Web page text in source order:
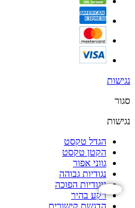
נגישות
נגישות
סגור
נגישות
הגדל טקסט
הקטן טקסט
גווני אפור
נגודיות גבוהה
ניגודיות הפוכה
רקע בהיר